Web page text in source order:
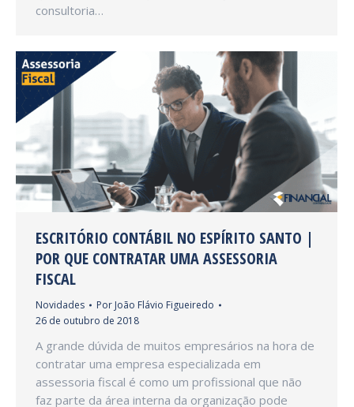
consultoria…
ESCRITÓRIO CONTÁBIL NO ESPÍRITO SANTO |
POR QUE CONTRATAR UMA ASSESSORIA
FISCAL
Novidades Por João Flávio Figueiredo
26 de outubro de 2018
A grande dúvida de muitos empresários na hora de
contratar uma empresa especializada em
assessoria fiscal é como um profissional que não
faz parte da área interna da organização pode